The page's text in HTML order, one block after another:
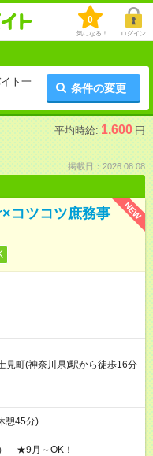
0
気になる！ ログイン
ト一
条件の変更
平均時給: 1,600 円
掲載日：2026.08.08
NEW
コツコツ庶務事
見町(神奈川県)駅から徒歩16分
憩45分)
★9月～OK！